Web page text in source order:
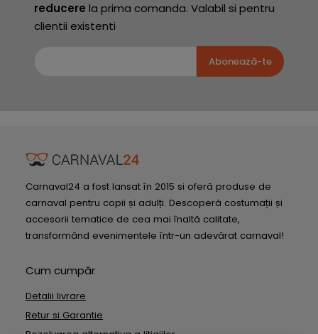
reducere la prima comanda. Valabil si pentru
clientii existenti
Abonează-te
Carnaval24 a fost lansat în 2015 si oferă produse de
carnaval pentru copii și adulți. Descoperă costumații și
accesorii tematice de cea mai înaltă calitate,
transformând evenimentele într-un adevărat carnaval!
Cum cumpăr
Detalii livrare
Retur si Garantie